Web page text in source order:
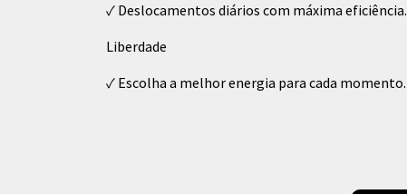
✓ Deslocamentos diários com máxima eficiência.
Liberdade
✓ Escolha a melhor energia para cada momento.